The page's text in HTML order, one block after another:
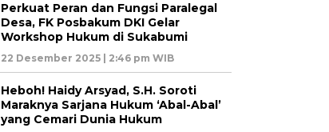
Perkuat Peran dan Fungsi Paralegal
Desa, FK Posbakum DKI Gelar
Workshop Hukum di Sukabumi
22 Desember 2025 | 2:46 pm WIB
Heboh! Haidy Arsyad, S.H. Soroti
Maraknya Sarjana Hukum ‘Abal-Abal’
yang Cemari Dunia Hukum